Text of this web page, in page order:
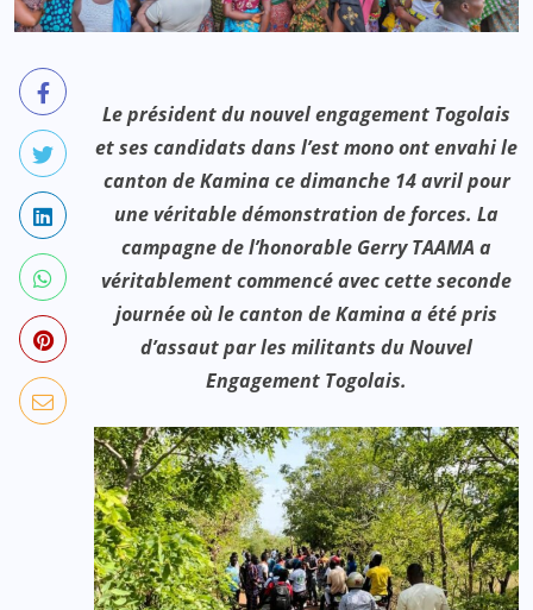
Le président du nouvel engagement Togolais
et ses candidats dans l’est mono ont envahi le
canton de Kamina ce dimanche 14 avril pour
une véritable démonstration de forces. La
campagne de l’honorable Gerry TAAMA a
véritablement commencé avec cette seconde
journée où le canton de Kamina a été pris
d’assaut par les militants du Nouvel
Engagement Togolais.